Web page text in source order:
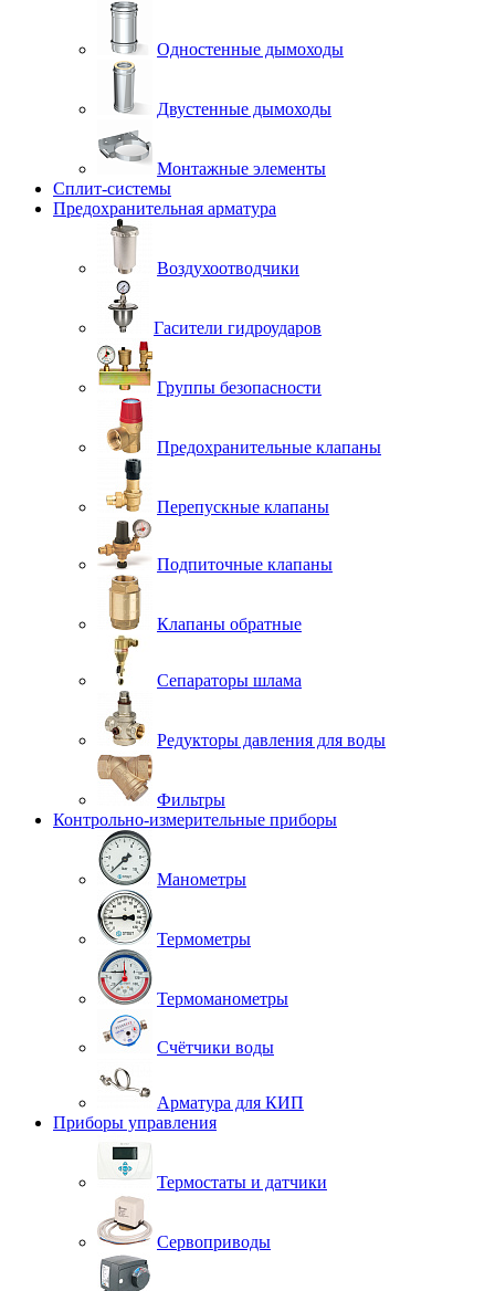
Одностенные дымоходы
Двустенные дымоходы
Монтажные элементы
Сплит-системы
Предохранительная арматура
Воздухоотводчики
Гасители гидроударов
Группы безопасности
Предохранительные клапаны
Перепускные клапаны
Подпиточные клапаны
Клапаны обратные
Сепараторы шлама
Редукторы давления для воды
Фильтры
Контрольно-измерительные приборы
Манометры
Термометры
Термоманометры
Счётчики воды
Арматура для КИП
Приборы управления
Термостаты и датчики
Сервоприводы